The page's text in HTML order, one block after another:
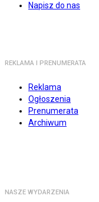
Napisz do nas
REKLAMA I PRENUMERATA
Reklama
Ogłoszenia
Prenumerata
Archiwum
NASZE WYDARZENIA